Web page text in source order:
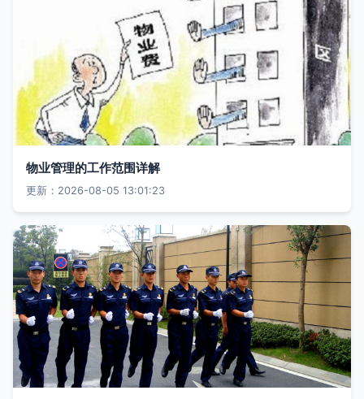
物业管理的工作范围详解
更新：2026-08-05 13:01:23